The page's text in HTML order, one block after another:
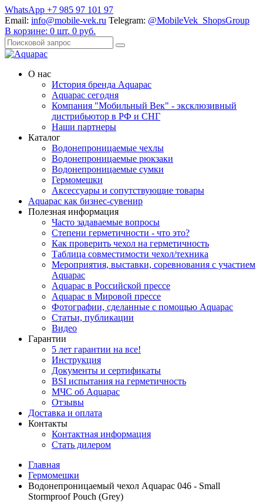
WhatsApp +7 985 97 101 97
Email: info@mobile-vek.ru Telegram: @MobileVek_ShopsGroup
В корзине: 0 шт. 0 руб.
О нас
История бренда Aquapac
Aquapac cегодня
Компания "Мобильный Век" - эксклюзивный
дистрибьютор в РФ и СНГ
Наши партнеры
Каталог
Водонепроницаемые чехлы
Водонепроницаемые рюкзаки
Водонепроницаемые сумки
Гермомешки
Аксессуары и сопутствующие товары
Aquapac как бизнес-сувенир
Полезная информация
Часто задаваемые вопросы
Степени герметичности - что это?
Как проверить чехол на герметичность
Таблица совместимости чехол/техника
Мероприятия, выставки, соревнования с участием
Aquapac
Aquapac в Российской прессе
Aquapac в Мировой прессе
Фотографии, сделанные с помощью Aquapac
Статьи, публикации
Видео
Гарантии
5 лет гарантии на все!
Инструкция
Документы и сертификаты
BSI испытания на герметичность
МЧС об Aquapac
Отзывы
Доставка и оплата
Контакты
Контактная информация
Стать дилером
Главная
Гермомешки
Водонепроницаемый чехол Aquapac 046 - Small
Stormproof Pouch (Grey)